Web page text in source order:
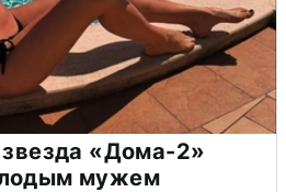
«Дома-2»
мужем